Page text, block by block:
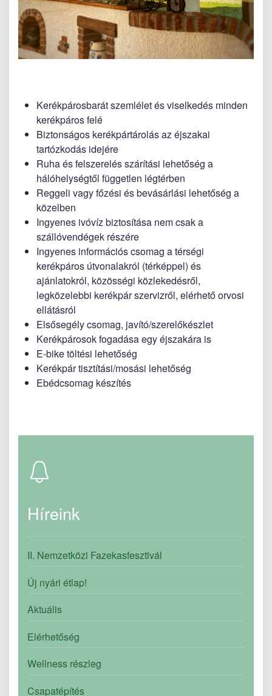
Kerékpárosbarát szemlélet és viselkedés minden
kerékpáros felé
Biztonságos kerékpártárolás az éjszakai
tartózkodás idejére
Ruha és felszerelés szárítási lehetőség a
hálóhelységtől független légtérben
Reggeli vagy főzési és bevásárlási lehetőség a
közelben
Ingyenes ivóvíz biztosítása nem csak a
szállóvendégek részére
Ingyenes információs csomag a térségi
kerékpáros útvonalakról (térképpel) és
ajánlatokról, közösségi közlekedésről,
legközelebbi kerékpár szervizről, elérhető orvosi
ellátásról
Elsősegély csomag, javító/szerelőkészlet
Kerékpárosok fogadása egy éjszakára is
E-bike töltési lehetőség
Kerékpár tisztítási/mosási lehetőség
Ebédcsomag készítés
Híreink
II. Nemzetközi Fazekasfesztivál
Új nyári étlap!
Aktuális
Elérhetőség
Wellness részleg
Csapatépítés